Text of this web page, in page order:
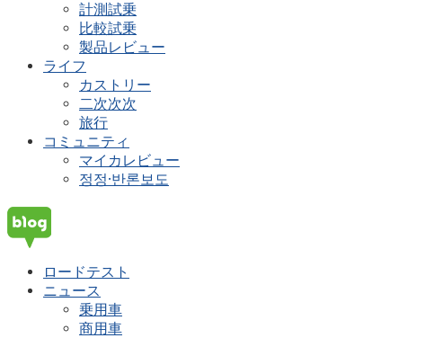
計測試乗
比較試乗
製品レビュー
ライフ
カストリー
二次次次
旅行
コミュニティ
マイカレビュー
정정·반론보도
ロードテスト
ニュース
乗用車
商用車